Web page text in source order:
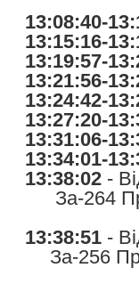
13:08:40-
13:15:16-
13:19:57-
13:21:56-
13:24:42-
13:27:20-
13:31:06-
13:34:01-
13:38:02 -
За-264
13:38:51 -
За-256